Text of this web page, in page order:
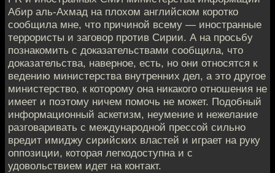
Абир аль-Ахмад на плохом английском коротко
сообщила мне, что причиной всему — иностранные
террористы и заговор против Сирии. А на просьбу
познакомить с доказательствами сообщила, что
доказательства, наверное, есть, но они относятся к
ведению министерства внутренних дел, а это другое
министерство, к которому она никакого отношения не
имеет и поэтому ничем помочь не может. Подобный
информационный аскетизм, неумение и нежелание
разговаривать с международной прессой сильно
вредит имиджу сирийских властей и играет на руку
оппозиции, которая легкодоступна и с
удовольствием идет на контакт.